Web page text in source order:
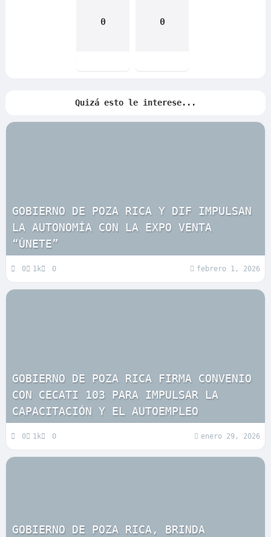
0 0
Quizá esto le interese...
GOBIERNO DE POZA RICA Y DIF IMPULSAN
LA AUTONOMÍA CON LA EXPO VENTA
“ÚNETE”
0 1k 0 febrero 1, 2026
GOBIERNO DE POZA RICA FIRMA CONVENIO
CON CECATI 103 PARA IMPULSAR LA
CAPACITACIÓN Y EL AUTOEMPLEO
0 1k 0 enero 29, 2026
GOBIERNO DE POZA RICA, BRINDA